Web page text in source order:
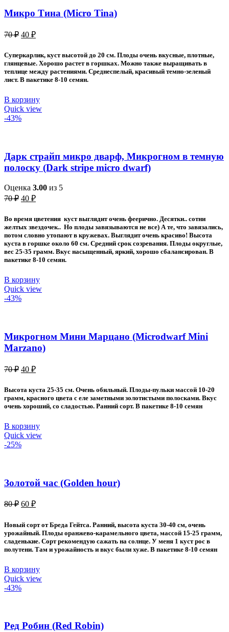
Микро Тина (Micro Tina)
70₽ Первоначальная
70 ₽.
40 ₽Текущая
40 ₽.
Суперкарлик, куст высотой до 20 см. Плоды очень вкусные, плотные,
глянцевые. Хорошо растет в горшках. Можно также выращивать в
теплице между растениями. Среднеспелый, красивый темно-зеленый
лист. В пакетике 8-10 семян.
В корзину
Quick view
-43%
Дарк страйп микро дварф, Микрогном в темную
полоску (Dark stripe micro dwarf)
Оценка 3.00 из 5
70₽ Первоначальная
70 ₽.
40 ₽Текущая
40 ₽.
Во время цветения куст выглядит очень феерично. Десятки.. сотни
желтых звездочек.. Но плоды завязываются не все) А те, что завязались,
потом словно утопают в кружевах. Выглядит очень красиво! Высота
куста в горшке около 60 см. Средний срок созревания. Плоды округлые,
вес 25-35 грамм. Вкус насыщенный, яркий, хорошо сбалансирован. В
пакетике 8-10 семян.
В корзину
Quick view
-43%
Микрогном Мини Марцано (Microdwarf Mini
Marzano)
70₽ Первоначальная
составляла
70 ₽.
40 ₽Текущая
40 ₽.
Высота куста 25-35 см. Очень обильный. Плоды-пульки массой 10-20
грамм, красного цвета с еле заметными золотистыми полосками. Вкус
очень хороший, со сладостью. Ранний сорт. В пакетике 8-10 семян
В корзину
Quick view
-25%
Золотой час (Golden hour)
80₽ Первоначальная
80 ₽.
60 ₽Текущая
60 ₽.
Новый сорт от Бреда Гейтса. Ранний, высота куста 30-40 см, очень
урожайный. Плоды оранжево-карамельного цвета, массой 15-25 грамм,
сладенькие. Сорт рекомендую сажать на солнце. У меня 1 куст рос в
полутени. Там и урожайность и вкус были хуже. В пакетике 8-10 семян
В корзину
Quick view
-43%
Ред Робин (Red Robin)